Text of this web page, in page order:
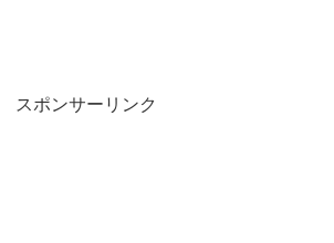
スポンサーリンク